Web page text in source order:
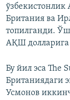
Британия ва
топилганди.
АҚШ долларига
Бу йил эcа The
Британиядаги
Усмонов